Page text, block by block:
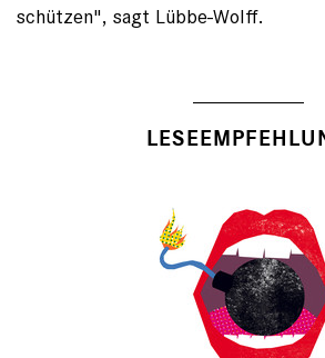
schützen", sagt Lübbe-Wolff.